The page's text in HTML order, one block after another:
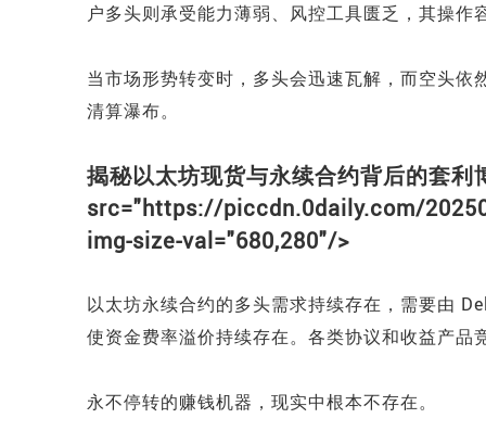
户多头则承受能力薄弱、风控工具匮乏，其操作
当市场形势转变时，多头会迅速瓦解，而空头
清算瀑布。
揭秘以太坊现货与永续合约背后的套利
src="https://piccdn.0daily.com/
img-size-val="680,280"/>
以太坊永续合约的多头需求持续存在，需要由
使资金费率溢价持续存在。各类协议和收益产
永不停转的赚钱机器，现实中根本不存在。